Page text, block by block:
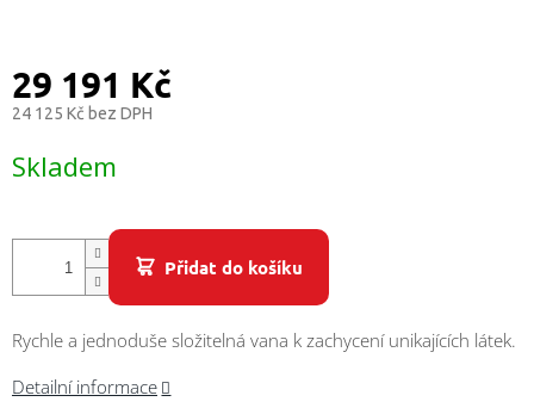
29 191 Kč
24 125 Kč bez DPH
cena:
Skladem
Přidat do košíku
Rychle a jednoduše složitelná vana k zachycení unikajících látek.
Detailní informace